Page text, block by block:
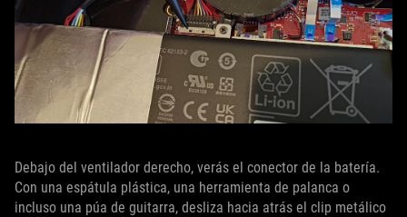
Debajo del ventilador derecho, verás el conector de la batería.
Con una espátula plástica, una herramienta de palanca o
incluso una púa de guitarra, desliza hacia atrás el clip metálico